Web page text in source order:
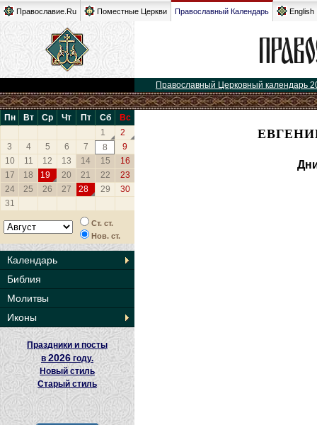
Православие.Ru Поместные Церкви Православный Календарь English
Православный Церковный календарь
Пн Вт Ср Чт Пт Сб
Вс
1
2
3
4 5 6 7 8
9
10
11 12 13 14 15
16
17
18 19 20 21 22
23
24
25 26 27 28 29
30
31
Ст. ст.
Нов. ст.
Календарь
Библия
Молитвы
Иконы
Праздники и посты
в2026 году.
Новый стиль
Старый стиль